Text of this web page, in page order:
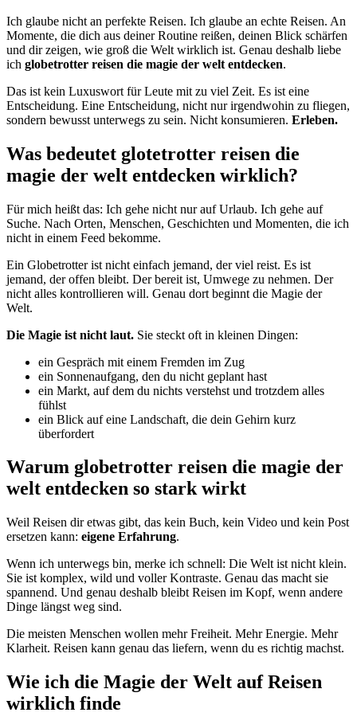
Ich glaube nicht an perfekte Reisen. Ich glaube an echte Reisen. An
Momente, die dich aus deiner Routine reißen, deinen Blick schärfen
und dir zeigen, wie groß die Welt wirklich ist. Genau deshalb liebe
ich globetrotter reisen die magie der welt entdecken.
Das ist kein Luxuswort für Leute mit zu viel Zeit. Es ist eine
Entscheidung. Eine Entscheidung, nicht nur irgendwohin zu fliegen,
sondern bewusst unterwegs zu sein. Nicht konsumieren. Erleben.
Was bedeutet glotetrotter reisen die
magie der welt entdecken wirklich?
Für mich heißt das: Ich gehe nicht nur auf Urlaub. Ich gehe auf
Suche. Nach Orten, Menschen, Geschichten und Momenten, die ich
nicht in einem Feed bekomme.
Ein Globetrotter ist nicht einfach jemand, der viel reist. Es ist
jemand, der offen bleibt. Der bereit ist, Umwege zu nehmen. Der
nicht alles kontrollieren will. Genau dort beginnt die Magie der
Welt.
Die Magie ist nicht laut. Sie steckt oft in kleinen Dingen:
ein Gespräch mit einem Fremden im Zug
ein Sonnenaufgang, den du nicht geplant hast
ein Markt, auf dem du nichts verstehst und trotzdem alles
fühlst
ein Blick auf eine Landschaft, die dein Gehirn kurz
überfordert
Warum globetrotter reisen die magie der
welt entdecken so stark wirkt
Weil Reisen dir etwas gibt, das kein Buch, kein Video und kein Post
ersetzen kann: eigene Erfahrung.
Wenn ich unterwegs bin, merke ich schnell: Die Welt ist nicht klein.
Sie ist komplex, wild und voller Kontraste. Genau das macht sie
spannend. Und genau deshalb bleibt Reisen im Kopf, wenn andere
Dinge längst weg sind.
Die meisten Menschen wollen mehr Freiheit. Mehr Energie. Mehr
Klarheit. Reisen kann genau das liefern, wenn du es richtig machst.
Wie ich die Magie der Welt auf Reisen
wirklich finde